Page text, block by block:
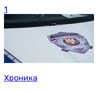
1
Хроника